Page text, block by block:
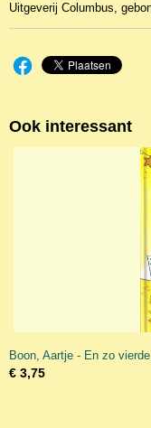
Uitgeverij Columbus,
Ook interessant
Boon, Aartje - En zo
€ 3,75